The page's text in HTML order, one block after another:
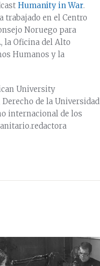
Humanity in War.
trabajado en el Centro
Noruego para
la Oficina del Alto
Humanos y la
University
de la Universidad
internacional de los